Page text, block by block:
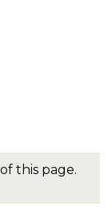
this page.